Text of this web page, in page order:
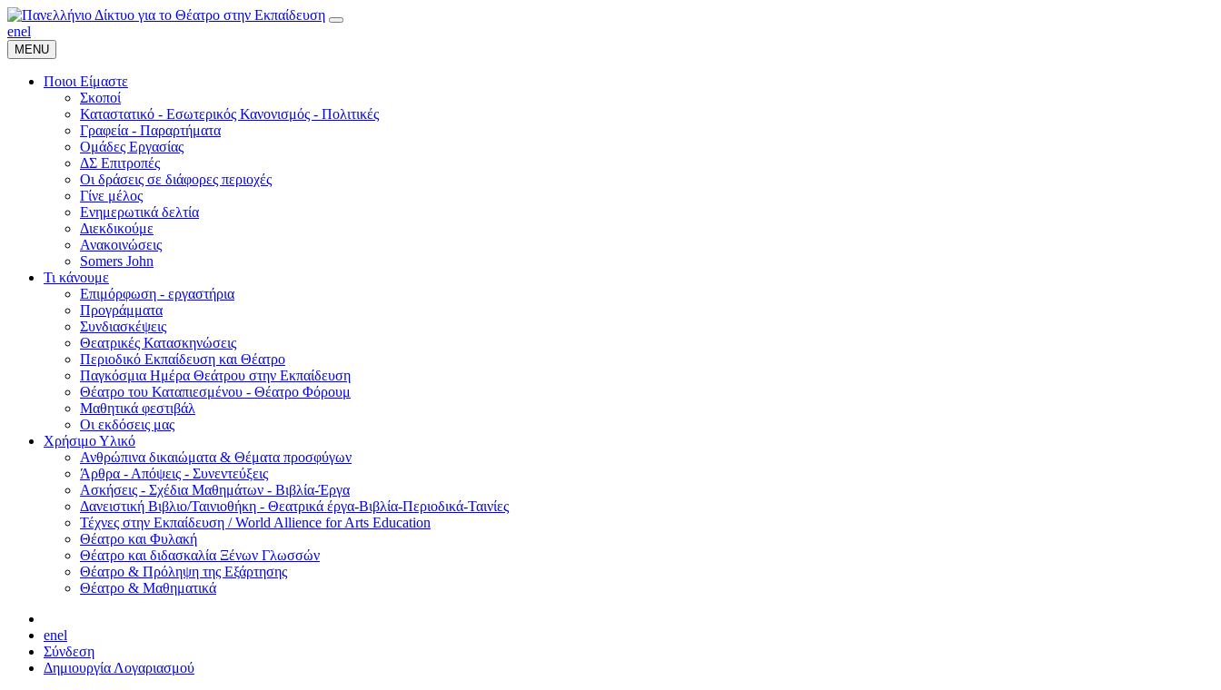
enel
MENU
Ποιοι Είμαστε
Σκοποί
Καταστατικό - Εσωτερικός Κανονισμός - Πολιτικές
Γραφεία - Παραρτήματα
Ομάδες Εργασίας
ΔΣ Επιτροπές
Οι δράσεις σε διάφορες περιοχές
Γίνε μέλος
Ενημερωτικά δελτία
Διεκδικούμε
Ανακοινώσεις
Somers John
Τι κάνουμε
Επιμόρφωση - εργαστήρια
Προγράμματα
Συνδιασκέψεις
Θεατρικές Κατασκηνώσεις
Περιοδικό Εκπαίδευση και Θέατρο
Παγκόσμια Ημέρα Θεάτρου στην Εκπαίδευση
Θέατρο του Καταπιεσμένου - Θέατρο Φόρουμ
Μαθητικά φεστιβάλ
Οι εκδόσεις μας
Χρήσιμο Υλικό
Ανθρώπινα δικαιώματα & Θέματα προσφύγων
Άρθρα - Απόψεις - Συνεντεύξεις
Ασκήσεις - Σχέδια Μαθημάτων - Βιβλία-Έργα
Δανειστική Βιβλιο/Ταινιοθήκη - Θεατρικά έργα-Βιβλία-Περιοδικά-Ταινίες
Τέχνες στην Εκπαίδευση / World Allience for Arts Education
Θέατρο και Φυλακή
Θέατρο και διδασκαλία Ξένων Γλωσσών
Θέατρο & Πρόληψη της Εξάρτησης
Θέατρο & Μαθηματικά
enel
Σύνδεση
Δημιουργία Λογαριασμού